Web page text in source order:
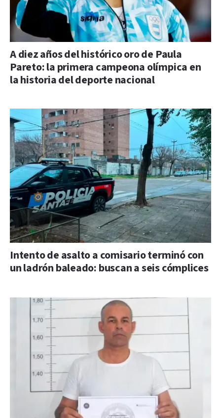
A diez años del histórico oro de Paula
Pareto: la primera campeona olímpica en
la historia del deporte nacional
Intento de asalto a comisario terminó con
un ladrón baleado: buscan a seis cómplices